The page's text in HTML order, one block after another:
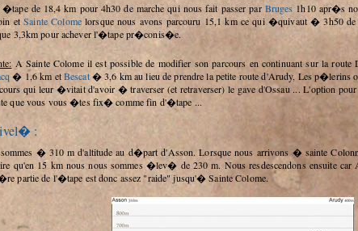
�tape de 18,4 km pour 4h30 de marche qui nous fait passer par Bruges 1h10 apr�s
et Sainte Colomelorsque nous avons parcouru 15,1 km ce qui �quivaut � 3h50
3,3km pour achever l'�tape pr�conis�e.
A Sainte Colome il est possible de modifier son parcours en continuant sur la route
� 1,6 km etBescat� 3,6 km au lieu de prendre la petite route d'Arudy, Les p�lerins
qui leur �vitait d'avoir � traverser (et retraverser) le gave d'Ossau ... L'option
que vous vous �tes fix� comme fin d'�tape ...
:
qu'en 15 km nous nous sommes �lev� de 230 m. Nous resdescendons ensuite
partie de l'�tape est donc assez "raide" jusqu'� Sainte Colome.